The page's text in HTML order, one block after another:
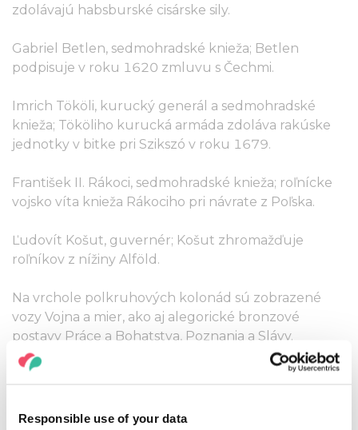
Responsible use of your data
zdolávajú habsburské cisárske sily.
Gabriel Betlen, sedmohradské knieža; Betlen
podpisuje v roku 1620 zmluvu s Čechmi.
Imrich Tököli, kurucký generál a sedmohradské
knieža; Tököliho kurucká armáda zdoláva rakúske
jednotky v bitke pri Szikszó v roku 1679.
František II. Rákoci, sedmohradské knieža; roľnícke
vojsko víta knieža Rákociho pri návrate z Poľska.
Ľudovít Košut, guvernér; Košut zhromažďuje
roľníkov z nížiny Alföld.
Na vrchole polkruhových kolonád sú zobrazené
vozy Vojna a mier, ako aj alegorické bronzové
postavy Práce a Bohatstva, Poznania a Slávy.
Pamätný kameň hrdinov tu bol umiestnený neskôr,
prvej svetovej vojny.